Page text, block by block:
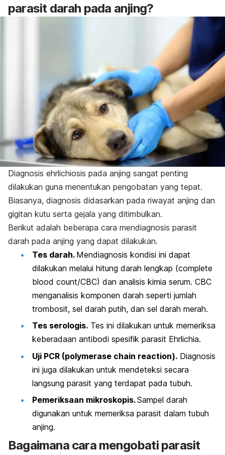
parasit darah pada anjing?
Diagnosis ehrlichiosis pada anjing sangat penting
dilakukan guna menentukan pengobatan yang tepat.
Biasanya, diagnosis didasarkan pada riwayat anjing dan
gigitan kutu serta gejala yang ditimbulkan.
Berikut adalah beberapa cara mendiagnosis parasit
darah pada anjing yang dapat dilakukan.
Tes darah. Mendiagnosis kondisi ini dapat
dilakukan melalui hitung darah lengkap (complete
blood count/CBC) dan analisis kimia serum. CBC
menganalisis komponen darah seperti jumlah
trombosit, sel darah putih, dan sel darah merah.
Tes serologis. Tes ini dilakukan untuk memeriksa
keberadaan antibodi spesifik parasit Ehrlichia.
Uji PCR (polymerase chain reaction). Diagnosis
ini juga dilakukan untuk mendeteksi secara
langsung parasit yang terdapat pada tubuh.
Pemeriksaan mikroskopis.Sampel darah
digunakan untuk memeriksa parasit dalam tubuh
anjing.
Bagaimana cara mengobati parasit